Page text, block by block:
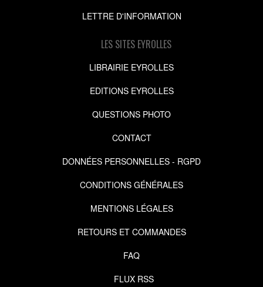
LETTRE D'INFORMATION
LES SITES EYROLLES
LIBRAIRIE EYROLLES
EDITIONS EYROLLES
QUESTIONS PHOTO
CONTACT
DONNÉES PERSONNELLES - RGPD
CONDITIONS GÉNÉRALES
MENTIONS LÉGALES
RETOURS ET COMMANDES
FAQ
FLUX RSS